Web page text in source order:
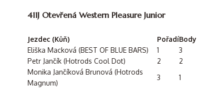
411J Otevřená Western Pleasure Junior
Jezdec (Kůň) PořadíBody
Eliška Macková (BEST OF BLUE BARS)
1
3
Petr Jančík (Hotrods Cool Dot)
2
2
Monika Jančíková Brunová (Hotrods
Magnum)
3 1